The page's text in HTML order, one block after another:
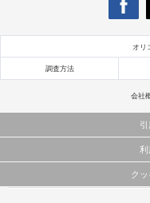
オリ
調査方法
会社
当サイトで公開されている情報（文字
これらの情報を権利者の許可なく無断
利
当サイトに掲載している内容はすべて
ク